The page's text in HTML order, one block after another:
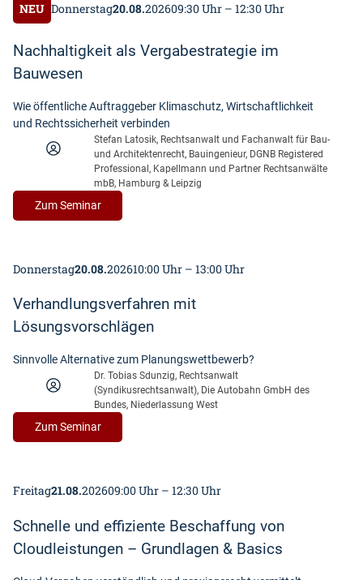
NEU Donnerstag20.08.202609:30 Uhr – 12:30 Uhr
Nachhaltigkeit als Vergabestrategie im
Bauwesen
Wie öffentliche Auftraggeber Klimaschutz, Wirtschaftlichkeit
und Rechtssicherheit verbinden
Stefan Latosik, Rechtsanwalt und Fachanwalt für Bau-
und Architektenrecht, Bauingenieur, DGNB Registered
Professional, Kapellmann und Partner Rechtsanwälte
mbB, Hamburg & Leipzig
Zum Seminar
:
Nachhaltigkeit
im
Donnerstag20.08.202610:00 Uhr – 13:00 Uhr
Verhandlungsverfahren mit
Lösungsvorschlägen
Sinnvolle Alternative zum Planungswettbewerb?
Dr. Tobias Sdunzig, Rechtsanwalt
(Syndikusrechtsanwalt), Die Autobahn GmbH des
Bundes, Niederlassung West
Zum Seminar
:
Verhandlungsverfahren
Freitag21.08.202609:00 Uhr – 12:30 Uhr
Schnelle und effiziente Beschaffung von
Cloudleistungen – Grundlagen & Basics